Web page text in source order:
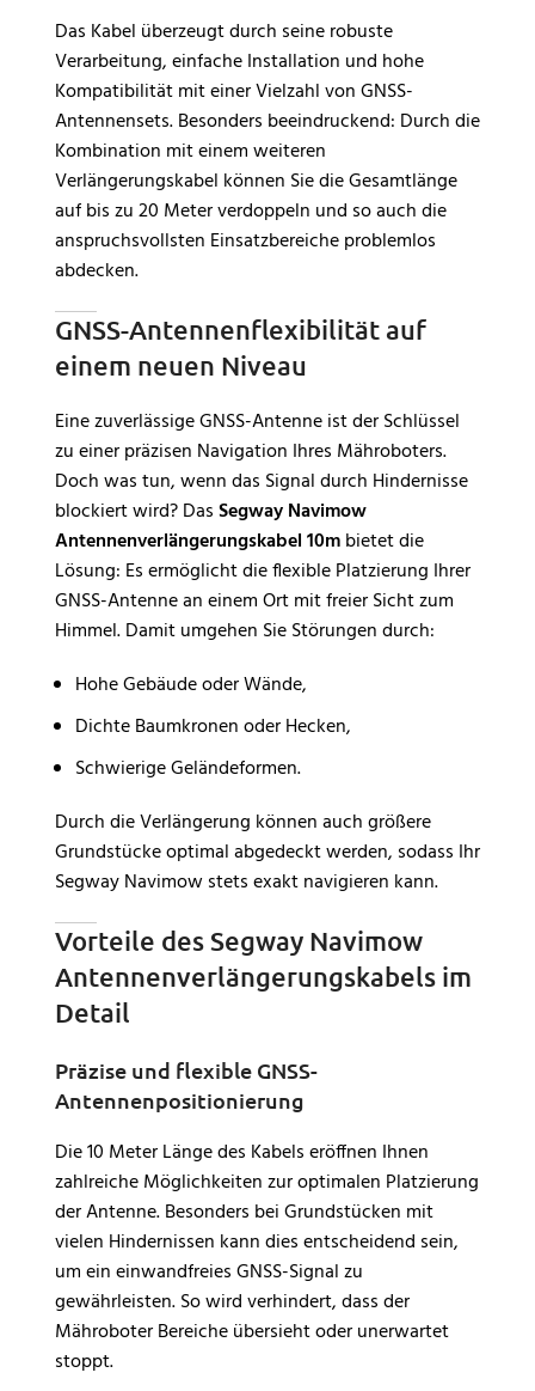
Das Kabel überzeugt durch seine robuste
Verarbeitung, einfache Installation und hohe
Kompatibilität mit einer Vielzahl von GNSS-
Antennensets. Besonders beeindruckend: Durch die
Kombination mit einem weiteren
Verlängerungskabel können Sie die Gesamtlänge
auf bis zu 20 Meter verdoppeln und so auch die
anspruchsvollsten Einsatzbereiche problemlos
abdecken.
GNSS-Antennenflexibilität auf
einem neuen Niveau
Eine zuverlässige GNSS-Antenne ist der Schlüssel
zu einer präzisen Navigation Ihres Mähroboters.
Doch was tun, wenn das Signal durch Hindernisse
blockiert wird? DasSegway Navimow
Antennenverlängerungskabel 10mbietet die
Lösung: Es ermöglicht die flexible Platzierung Ihrer
GNSS-Antenne an einem Ort mit freier Sicht zum
Himmel. Damit umgehen Sie Störungen durch:
Hohe Gebäude oder Wände,
Dichte Baumkronen oder Hecken,
Schwierige Geländeformen.
Durch die Verlängerung können auch größere
Grundstücke optimal abgedeckt werden, sodass Ihr
Segway Navimow stets exakt navigieren kann.
Vorteile des Segway Navimow
Antennenverlängerungskabels im
Detail
Präzise und flexible GNSS-
Antennenpositionierung
Die 10 Meter Länge des Kabels eröffnen Ihnen
zahlreiche Möglichkeiten zur optimalen Platzierung
der Antenne. Besonders bei Grundstücken mit
vielen Hindernissen kann dies entscheidend sein,
um ein einwandfreies GNSS-Signal zu
gewährleisten. So wird verhindert, dass der
Mähroboter Bereiche übersieht oder unerwartet
stoppt.